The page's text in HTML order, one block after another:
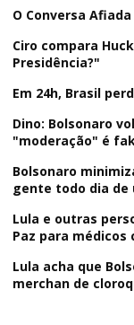
O Conversa
Ciro compara
Presidência?"
Em 24h, Brasil
Dino: Bolsonaro
"moderação" é
Bolsonaro
gente todo dia de
Lula e outras
Paz para médicos
Lula acha que
merchan de